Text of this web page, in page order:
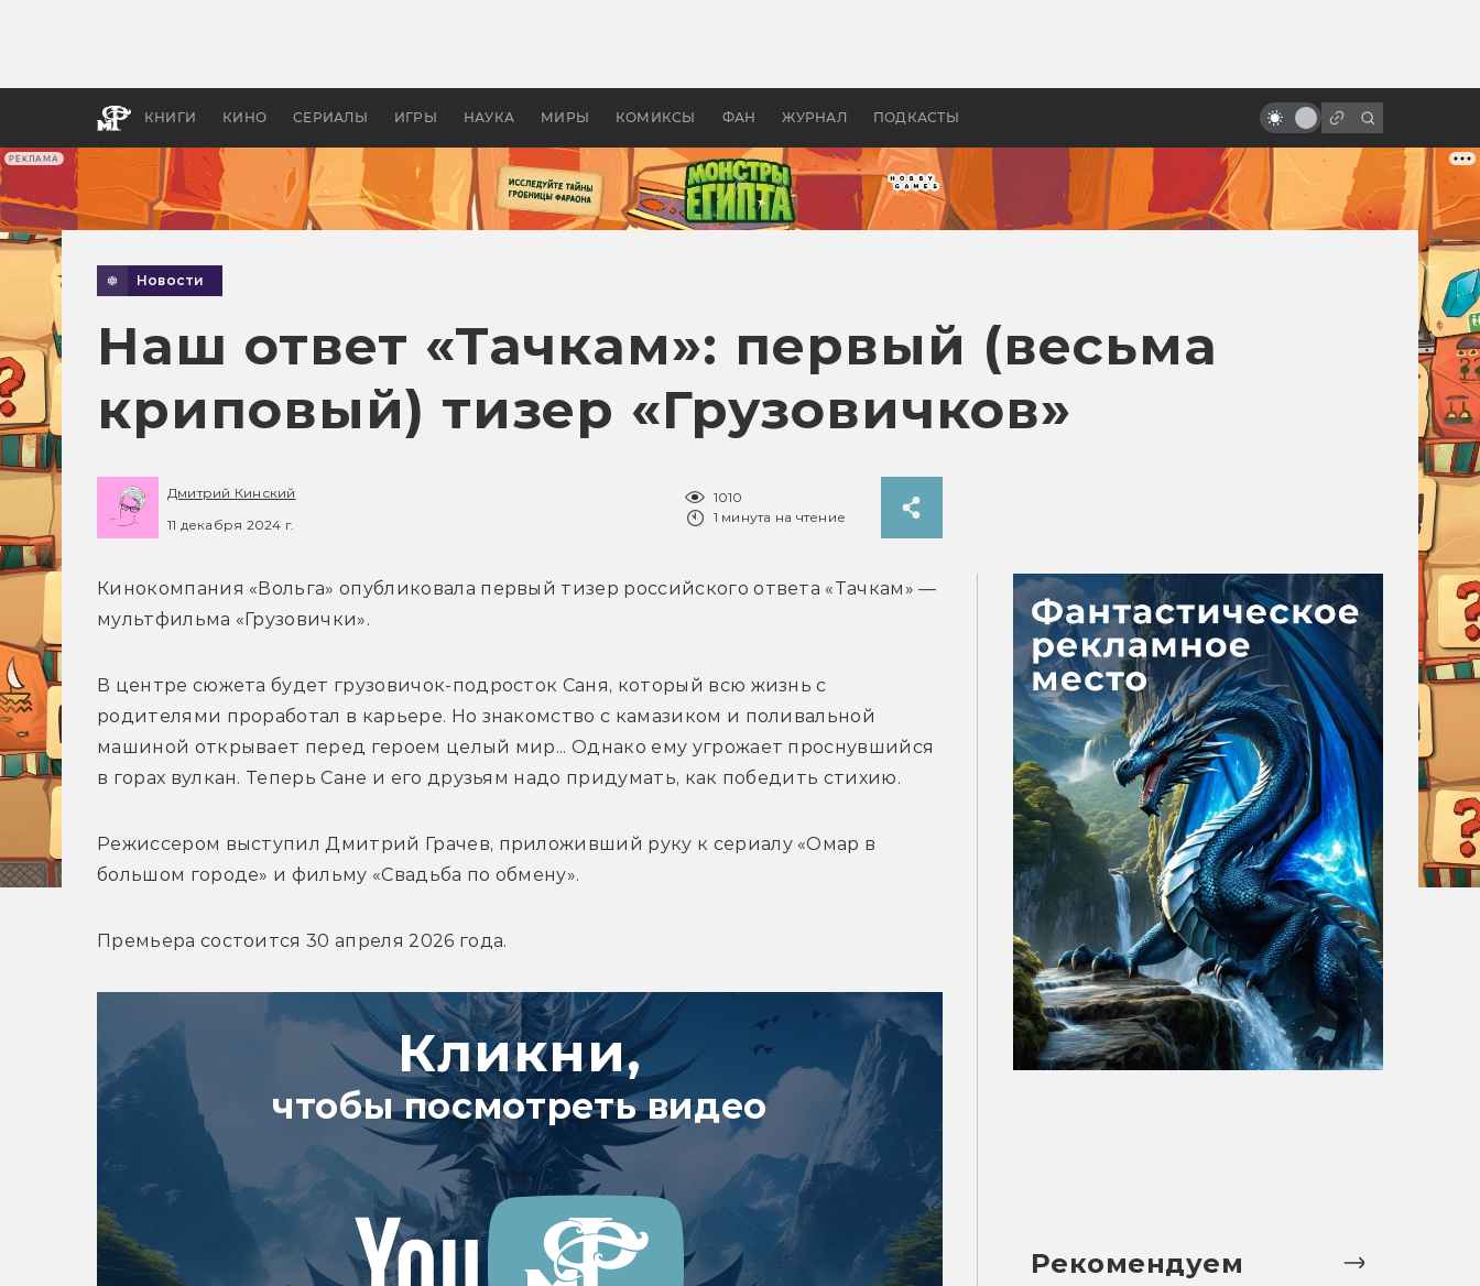
РЕКЛАМА
КНИГИ КИНО СЕРИАЛЫ ИГРЫ НАУКА МИРЫ КОМИКСЫ ФАН ЖУРНАЛ ПОДКАСТЫ
апокалипсис, в России —
бы «Властелина колец»
науки
Новости
Наш ответ «Тачкам»: первый (весьма
криповый) тизер «Грузовичков»
Дмитрий Кинский
11 декабря 2024 г.
1010
1 минута на чтение
Кинокомпания «Вольга» опубликовала первый тизер российского ответа «Тачкам» —
мультфильма «Грузовички».
В центре сюжета будет грузовичок-подросток Саня, который всю жизнь с
родителями проработал в карьере. Но знакомство с камазиком и поливальной
машиной открывает перед героем целый мир... Однако ему угрожает проснувшийся
в горах вулкан. Теперь Сане и его друзьям надо придумать, как победить стихию.
Режиссером выступил Дмитрий Грачев, приложивший руку к сериалу «Омар в
большом городе» и фильму «Свадьба по обмену».
Премьера состоится 30 апреля 2026 года.
Кликни,
чтобы посмотреть видео
Рекомендуем